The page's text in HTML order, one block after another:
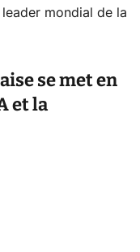
mondial de la
se met en
et la